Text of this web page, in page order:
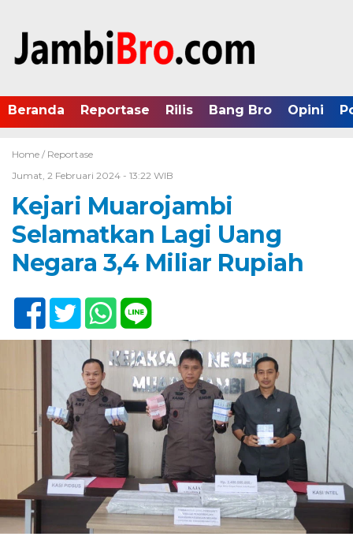
Beranda Reportase Rilis Bang Bro Opini
Home / Reportase
Jumat, 2 Februari 2024 - 13:22 WIB
Kejari Muarojambi
Selamatkan Lagi Uang
Negara 3,4 Miliar Rupiah